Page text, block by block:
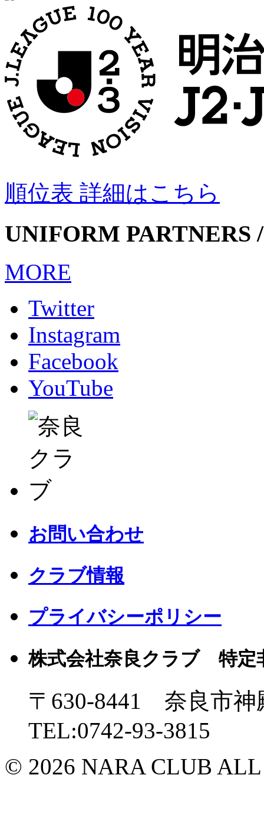
順位表 詳細はこちら
UNIFORM PARTNERS
MORE
Twitter
Instagram
Facebook
YouTube
お問い合わせ
クラブ情報
プライバシーポリシー
株式会社奈良クラブ 特定
〒630-8441 奈良市
TEL:0742-93-3815
© 2026 NARA CLUB ALL